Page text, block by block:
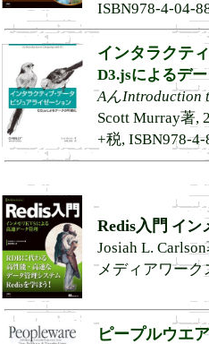
ISBN978-4-04-
インタラクテ
D3.jsによるデ
AんIntroduction
Scott Murray著,
+税, ISBN978-
Redis入門 イン
Josiah L.
メディアワーク
ピープルウエ